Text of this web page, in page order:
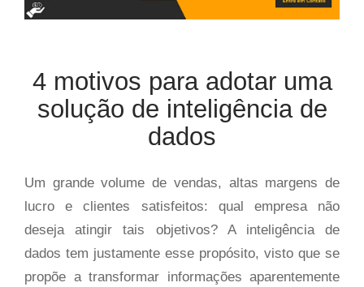
4 motivos para adotar uma
solução de inteligência de
dados
Um grande volume de vendas, altas margens de
lucro e clientes satisfeitos: qual empresa não
deseja atingir tais objetivos? A inteligência de
dados tem justamente esse propósito, visto que se
propõe a transformar informações aparentemente